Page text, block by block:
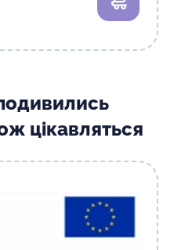
В кошик
цікавляться